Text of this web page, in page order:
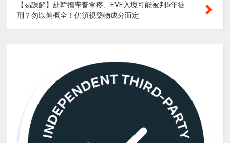
【易誤解】赴韓攜帶普拿疼、EVE入境可能被判5年徒
刑？勿以偏概全！仍須視藥物成分而定